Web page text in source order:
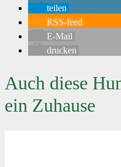
teilen
RSS-feed
E-Mail
drucken
Auch diese
ein Zuhause